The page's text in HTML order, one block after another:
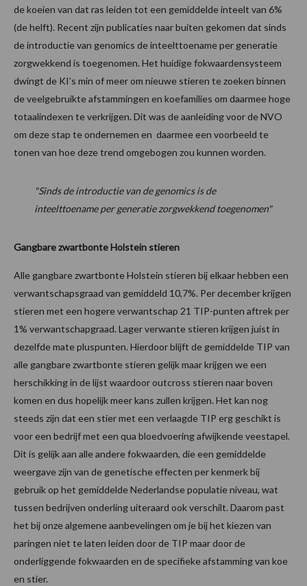
de koeien van dat ras leiden tot een gemiddelde inteelt van 6%
(de helft). Recent zijn publicaties naar buiten gekomen dat sinds
de introductie van genomics de inteelttoename per generatie
zorgwekkend is toegenomen. Het huidige fokwaardensysteem
dwingt de KI’s min of meer om nieuwe stieren te zoeken binnen
de veelgebruikte afstammingen en koefamilies om daarmee hoge
totaalindexen te verkrijgen. Dit was de aanleiding voor de NVO
om deze stap te ondernemen en daarmee een voorbeeld te
tonen van hoe deze trend omgebogen zou kunnen worden.
"Sinds de introductie van de genomics is de
inteelttoename per generatie zorgwekkend toegenomen"
Gangbare zwartbonte Holstein stieren
Alle gangbare zwartbonte Holstein stieren bij elkaar hebben een
verwantschapsgraad van gemiddeld 10,7%. Per december krijgen
stieren met een hogere verwantschap 21 TIP-punten aftrek per
1% verwantschapgraad. Lager verwante stieren krijgen juist in
dezelfde mate pluspunten. Hierdoor blijft de gemiddelde TIP van
alle gangbare zwartbonte stieren gelijk maar krijgen we een
herschikking in de lijst waardoor outcross stieren naar boven
komen en dus hopelijk meer kans zullen krijgen. Het kan nog
steeds zijn dat een stier met een verlaagde TIP erg geschikt is
voor een bedrijf met een qua bloedvoering afwijkende veestapel.
Dit is gelijk aan alle andere fokwaarden, die een gemiddelde
weergave zijn van de genetische effecten per kenmerk bij
gebruik op het gemiddelde Nederlandse populatie niveau, wat
tussen bedrijven onderling uiteraard ook verschilt. Daarom past
het bij onze algemene aanbevelingen om je bij het kiezen van
paringen niet te laten leiden door de TIP maar door de
onderliggende fokwaarden en de specifieke afstamming van koe
en stier.